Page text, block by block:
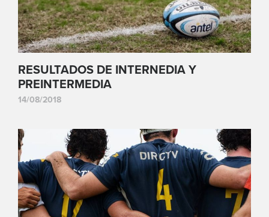
RESULTADOS DE INTERNEDIA Y
PREINTERMEDIA
14/08/2018